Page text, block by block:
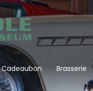
Cadeaubon Brasserie